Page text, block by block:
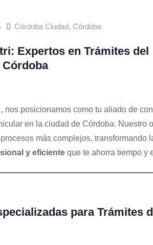
Córdoba Ciudad, Córdoba
Expertos en Trámites del
nos posicionamos como tu aliado de
en la ciudad de Córdoba. Nuestro
más complejos, transformando
y eficienteque te ahorra tiempo y
para Trámites